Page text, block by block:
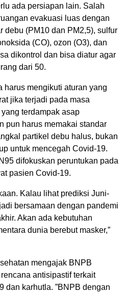
ada persiapan lain. Salah
evakuasi luas dengan
debu (PM10 dan PM2,5), sulfur
(CO), ozon (O3), dan
dikontrol dan bisa diatur agar
dari 50.
harus mengikuti aturan yang
jika terjadi pada masa
terdampak asap
pun harus memakai standar
partikel debu halus, bukan
untuk mencegah Covid-19.
difokuskan peruntukan pada
pasien Covid-19.
Kalau lihat prediksi Juni-
bersamaan dengan pandemi
Akan ada kebutuhan
dunia berebut masker,”
mengajak BNPB
antisipastif terkait
dan karhutla. ”BNPB dengan